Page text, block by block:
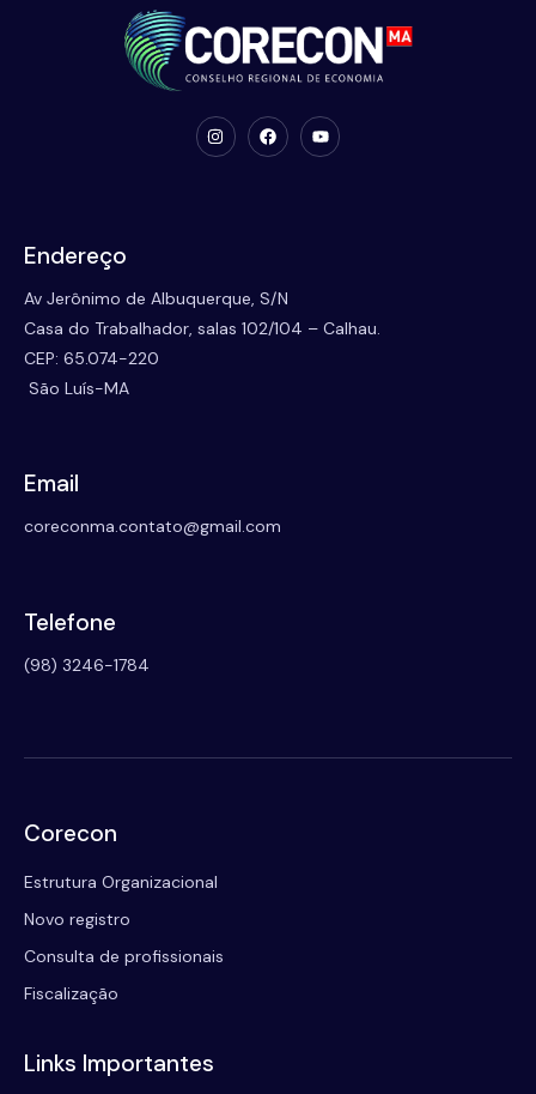
Endereço
Av Jerônimo de Albuquerque, S/N
Casa do Trabalhador, salas 102/104 – Calhau.
CEP: 65.074-220
São Luís-MA
Email
coreconma.contato@gmail.com
Telefone
(98) 3246-1784
Corecon
Estrutura Organizacional
Novo registro
Consulta de profissionais
Fiscalização
Links Importantes